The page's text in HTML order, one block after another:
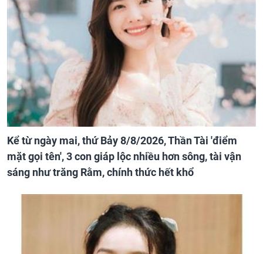
Kể từ ngày mai, thứ Bảy 8/8/2026, Thần Tài 'điểm
mặt gọi tên', 3 con giáp lộc nhiều hơn sông, tài vận
sáng như trăng Rằm, chính thức hết khổ